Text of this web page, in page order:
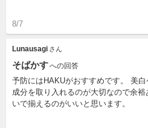
8/7
Lunausagi さん
そばかすへの回答
予防にはHAKUがおすすめです。 美
成分を取り入れるのが大切なので余裕
いで揃えるのがいいと思います。